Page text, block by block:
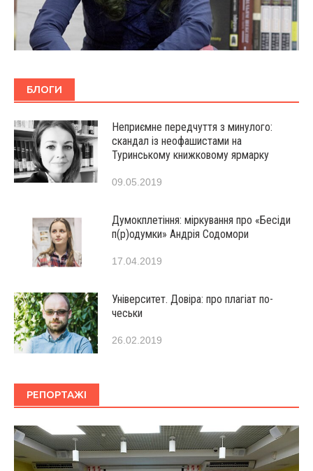
БЛОГИ
Неприємне передчуття з минулого:
скандал із неофашистами на
Туринському книжковому ярмарку
09.05.2019
Думокплетіння: міркування про «Бесіди
п(р)одумки» Андрія Содомори
17.04.2019
Університет. Довіра: про плагіат по-
чеськи
26.02.2019
РЕПОРТАЖІ